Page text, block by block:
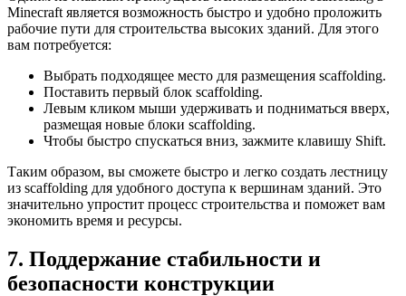
Minecraft является возможность быстро и удобно проложить
рабочие пути для строительства высоких зданий. Для этого
вам потребуется:
Выбрать подходящее место для размещения scaffolding.
Поставить первый блок scaffolding.
Левым кликом мыши удерживать и подниматься вверх,
размещая новые блоки scaffolding.
Чтобы быстро спускаться вниз, зажмите клавишу Shift.
Таким образом, вы сможете быстро и легко создать лестницу
из scaffolding для удобного доступа к вершинам зданий. Это
значительно упростит процесс строительства и поможет вам
экономить время и ресурсы.
7. Поддержание стабильности и
безопасности конструкции